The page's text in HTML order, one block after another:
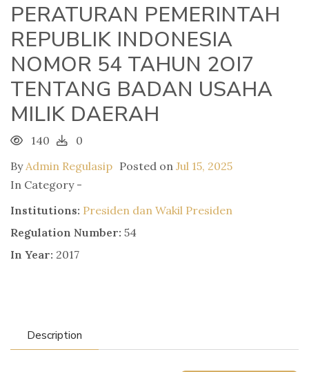
PERATURAN PEMERINTAH
REPUBLIK INDONESIA
NOMOR 54 TAHUN 2OI7
TENTANG BADAN USAHA
MILIK DAERAH
140
0
ByAdmin Regulasip Posted on Jul 15, 2025
In Category -
Institutions: Presiden dan Wakil Presiden
Regulation Number: 54
In Year: 2017
Description